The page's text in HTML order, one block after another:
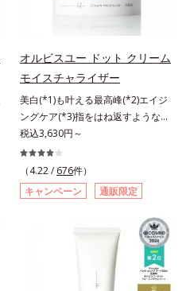
オルビスユー ドット クリーム
モイスチャライザー
美白(*1)も叶える最高峰(*2)エイジ
ングケア(*3)指をはね返すような弾
力感が宿るハリ感 濃密フィットク
リーム。ハリも透明感(*4)も結果主
義。年齢サイン(*5)の因子に着目し
た肌科学エイジングケア(*3)シリー
ズ。オルビスユー ドットシリーズ
は、年齢による肌悩み一つ一つを対
処するのではなく、肌で起きている
ことの根本原因に着目。加齢ととも
に現れる年齢サインについて研究を
進めたところ、弾力感のない状態で
税込3,630円～
（4.22 / 676件）
キャンペーン
通販限定